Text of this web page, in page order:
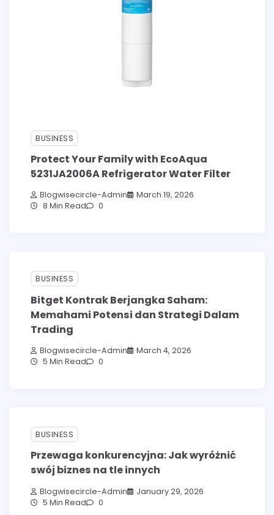
BUSINESS
Protect Your Family with EcoAqua
5231JA2006A Refrigerator Water Filter
Blogwisecircle-Admin
March 19, 2026
8 Min Read
0
BUSINESS
Bitget Kontrak Berjangka Saham:
Memahami Potensi dan Strategi Dalam
Trading
Blogwisecircle-Admin
March 4, 2026
5 Min Read
0
BUSINESS
Przewaga konkurencyjna: Jak wyróżnić
swój biznes na tle innych
Blogwisecircle-Admin
January 29, 2026
5 Min Read
0